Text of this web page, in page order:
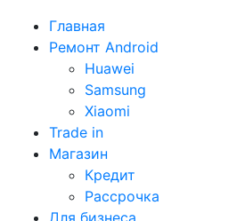
Главная
Ремонт Android
Huawei
Samsung
Xiaomi
Trade in
Магазин
Кредит
Рассрочка
Для бизнеса